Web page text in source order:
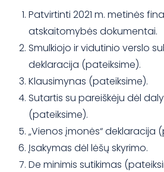
Patvirtinti 2021 m. metinės
atskaitomybės dokumentai.
Smulkiojo ir vidutinio verslo
deklaracija (pateiksime).
Klausimynas (pateiksime).
Sutartis su pareiškėju dėl
(pateiksime).
„Vienos įmonės“ deklaracija
Įsakymas dėl lėšų skyrimo.
De minimis sutikimas